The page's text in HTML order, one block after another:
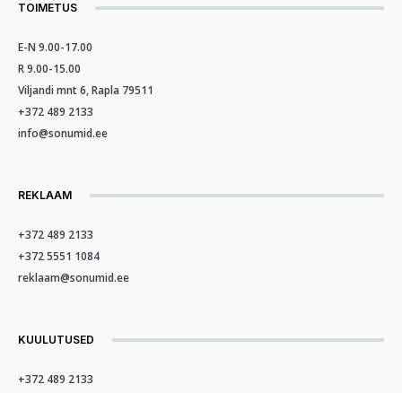
TOIMETUS
E-N 9.00-17.00
R 9.00-15.00
Viljandi mnt 6, Rapla 79511
+372 489 2133
info@sonumid.ee
REKLAAM
+372 489 2133
+372 5551 1084
reklaam@sonumid.ee
KUULUTUSED
+372 489 2133